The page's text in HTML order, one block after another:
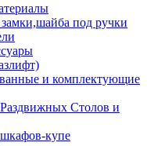
под ручки
и комплектующие
Столов и
купе